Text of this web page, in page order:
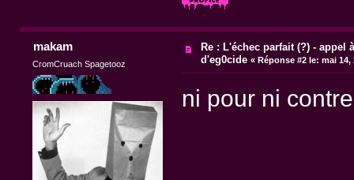
makam
CromCruach Spagetooz
Re : L'échec parfait (?) - appel
d'eg0cide « Réponse #2 le: mai 14,
ni pour ni